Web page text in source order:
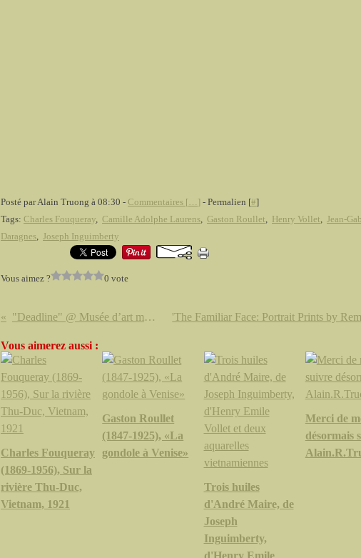
Posté par Alain Truong à 08:30 - Commentaires [… ] - Permalien [#]
Tags: Charles Fouqueray, Camille Adolphe Laurens, Gaston Roullet, Henry Vollet, Jean-
Daragnes, Joseph Inguimberty
Vous aimez ? 0 vote
"Deadline" @ Musée d’art moderne de la Ville de Paris
Vous aimerez aussi :
Charles Fouqueray
(1869-1956), Sur la
rivière Thu-Duc,
Vietnam, 1921
Gaston Roullet
(1847-1925), «La
gondole à Venise»
Trois huiles
d'André Maire, de
Joseph
Inguimberty,
d'Henry Emile
Merci de
désormais